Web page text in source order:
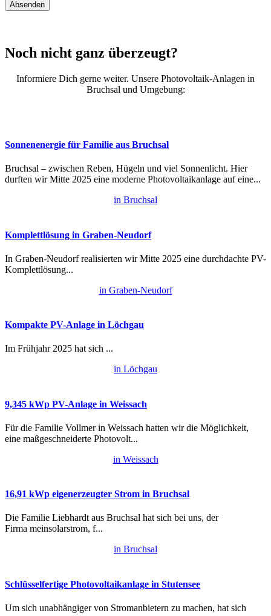
Absenden
Noch nicht ganz überzeugt?
Informiere Dich gerne weiter. Unsere Photovoltaik-Anlagen in
Bruchsal und Umgebung:
Sonnenenergie für Familie aus Bruchsal
Bruchsal – zwischen Reben, Hügeln und viel Sonnenlicht. Hier
durften wir Mitte 2025 eine moderne Photovoltaikanlage auf eine...
in Bruchsal
Komplettlösung in Graben-Neudorf
In Graben-Neudorf realisierten wir Mitte 2025 eine durchdachte PV-
Komplettlösung...
in Graben-Neudorf
Kompakte PV-Anlage in Löchgau
Im Frühjahr 2025 hat sich ...
in Löchgau
9,345 kWp PV-Anlage in Weissach
Für die Familie Vollmer in Weissach hatten wir die Möglichkeit,
eine maßgeschneiderte Photovolt...
in Weissach
16,91 kWp eigenerzeugter Strom in Bruchsal
Die Familie Liebhardt aus Bruchsal hat sich bei uns, der
Firma meinsolarstrom, f...
in Bruchsal
Schlüsselfertige Photovoltaikanlage in Stutensee
Um sich unabhängiger von Stromanbietern zu machen, hat sich